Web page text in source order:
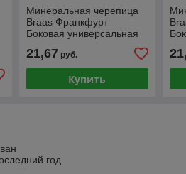
Минеральная черепица
Braas Франкфурт
Боковая универсальная
21,67 руб.
Купить
год